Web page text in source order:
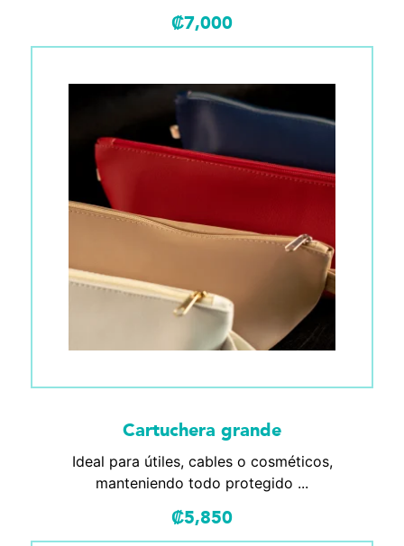
₡7,000
Cartuchera grande
Ideal para útiles, cables o cosméticos,
manteniendo todo protegido ...
₡5,850